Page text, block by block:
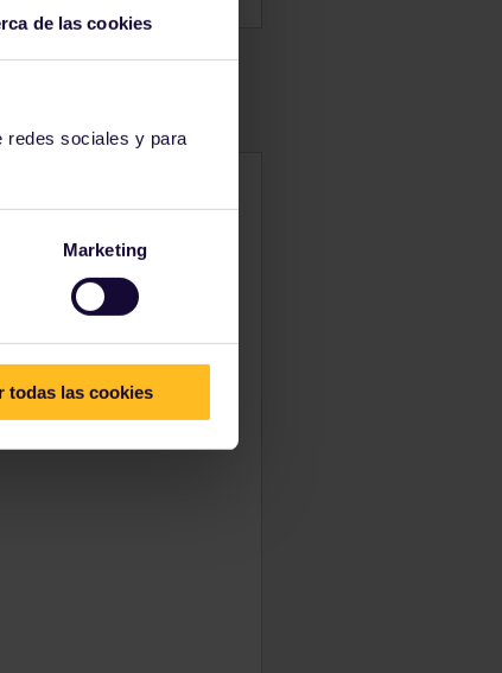
de las cookies
redes sociales y para
Marketing
todas las cookies
Line durante todo el
barcos MS